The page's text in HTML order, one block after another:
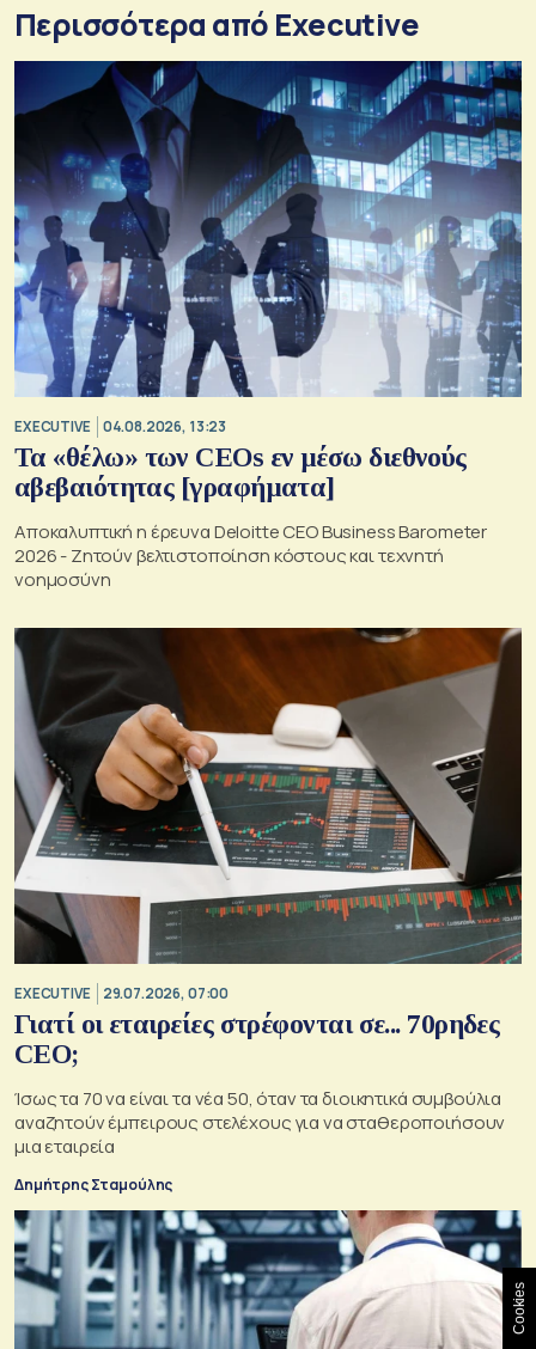
Περισσότερα από Executive
EXECUTIVE 04.08.2026, 13:23
Τα «θέλω» των CEOs εν μέσω διεθνούς
αβεβαιότητας [γραφήματα]
Αποκαλυπτική η έρευνα Deloitte CEO Business Barometer
2026 - Ζητούν βελτιστοποίηση κόστους και τεχνητή
νοημοσύνη
EXECUTIVE 29.07.2026, 07:00
Γιατί οι εταιρείες στρέφονται σε... 70ρηδες
CEO;
Ίσως τα 70 να είναι τα νέα 50, όταν τα διοικητικά συμβούλια
αναζητούν έμπειρους στελέχους για να σταθεροποιήσουν
μια εταιρεία
Δημήτρης Σταμούλης
Cookies